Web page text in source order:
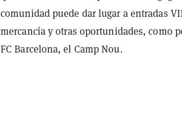
comunidad puede dar lugar a entradas
mercancía y otras oportunidades, como
FC Barcelona, el Camp Nou.